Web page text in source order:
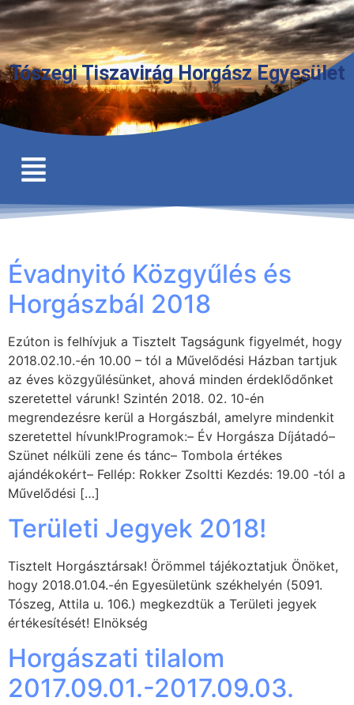
Tószegi Tiszavirág Horgász Egyesület
Évadnyitó Közgyűlés és
Horgászbál 2018
Ezúton is felhívjuk a Tisztelt Tagságunk figyelmét, hogy
2018.02.10.-én 10.00 – tól a Művelődési Házban tartjuk
az éves közgyűlésünket, ahová minden érdeklődőnket
szeretettel várunk! Szintén 2018. 02. 10-én
megrendezésre kerül a Horgászbál, amelyre mindenkit
szeretettel hívunk!Programok:– Év Horgásza Díjátadó–
Szünet nélküli zene és tánc– Tombola értékes
ajándékokért– Fellép: Rokker Zsoltti Kezdés: 19.00 -tól a
Művelődési […]
Területi Jegyek 2018!
Tisztelt Horgásztársak! Örömmel tájékoztatjuk Önöket,
hogy 2018.01.04.-én Egyesületünk székhelyén (5091.
Tószeg, Attila u. 106.) megkezdtük a Területi jegyek
értékesítését! Elnökség
Horgászati tilalom
2017.09.01.-2017.09.03.